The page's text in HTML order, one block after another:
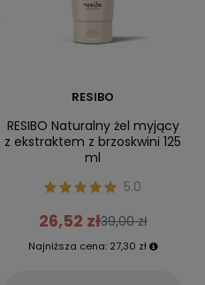
RESIBO
RESIBO Naturalny żel myjący
z ekstraktem z brzoskwini 125
ml
5.0
26,52 zł39,00 zł
Najniższa cena: 27,30 zł